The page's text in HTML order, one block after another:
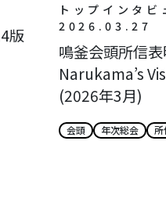
版
トップインタビ
2026.03.27
鳴釜会頭所信
Narukama’s
(2026年3月)
会頭 年次総会